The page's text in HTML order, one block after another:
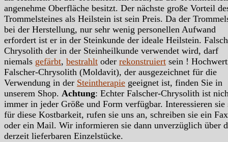
angenehme Oberfläche besitzt. Der nächste große Vorteil
Trommelsteines als Heilstein ist sein Preis. Da der
bei der Herstellung, nur sehr wenig personellen Aufwand
erfordert ist er in der Steinkunde der ideale Heilstein.
Chrysolith der in der Steinheilkunde verwendet wird, darf
niemals gefärbt, bestrahlt oder rekonstruiert sein !
Falscher-Chrysolith (Moldavit), der ausgezeichnet für die
Verwendung in der Steintherapie geeignet ist, finden Sie in
unserem Shop. Achtung: Echter Falscher-Chrysolith ist
immer in jeder Größe und Form verfügbar. Interessieren sie
für diese Kostbarkeit, rufen sie uns an, schreiben sie ein
oder ein Mail. Wir informieren sie dann unverzüglich über
derzeit lieferbaren Einzelstücke.